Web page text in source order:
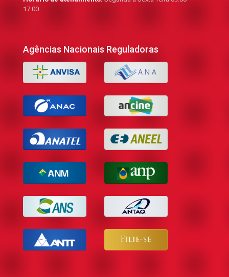
17:00
Agências Nacionais Reguladoras